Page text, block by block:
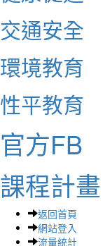
交通安全
環境教育
性平教育
官方FB
課程計畫
返回首頁
網站登入
流量統計